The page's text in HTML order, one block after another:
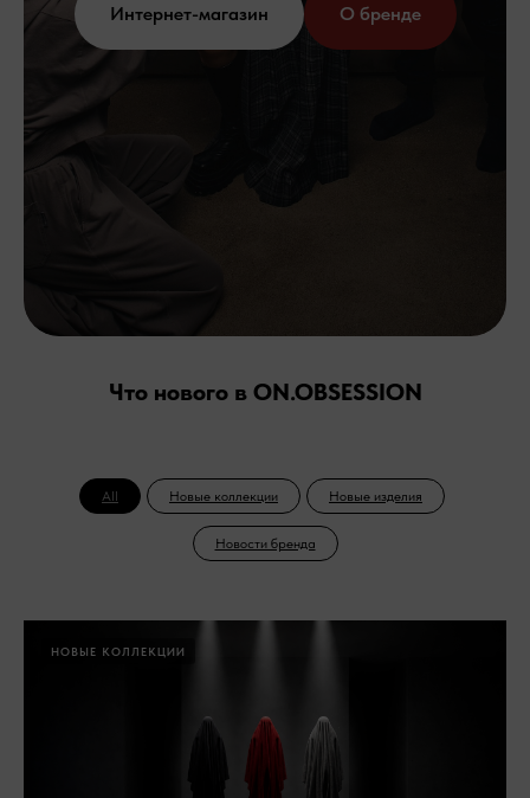
Интернет-магазин О бренде
Что нового в ON.OBSESSION
All Новые коллекции Новые изделия
Новости бренда
НОВЫЕ КОЛЛЕКЦИИ